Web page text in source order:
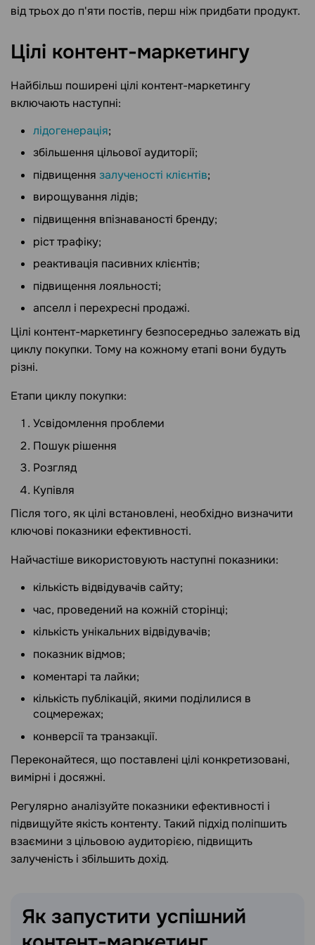
від трьох до п'яти постів, перш ніж придбати продукт.
Цілі контент-маркетингу
Найбільш поширені цілі контент-маркетингу
включають наступні:
лідогенерація;
збільшення цільової аудиторії;
підвищення залученості клієнтів;
вирощування лідів;
підвищення впізнаваності бренду;
ріст трафіку;
реактивація пасивних клієнтів;
підвищення лояльності;
апселл і перехресні продажі.
Цілі контент-маркетингу безпосередньо залежать від
циклу покупки. Тому на кожному етапі вони будуть
різні.
Етапи циклу покупки:
Усвідомлення проблеми
Пошук рішення
Розгляд
Купівля
Після того, як цілі встановлені, необхідно визначити
ключові показники ефективності.
Найчастіше використовують наступні показники:
кількість відвідувачів сайту;
час, проведений на кожній сторінці;
кількість унікальних відвідувачів;
показник відмов;
коментарі та лайки;
кількість публікацій, якими поділилися в
соцмережах;
конверсії та транзакції.
Переконайтеся, що поставлені цілі конкретизовані,
вимірні і досяжні.
Регулярно аналізуйте показники ефективності і
підвищуйте якість контенту. Такий підхід поліпшить
взаємини з цільовою аудиторією, підвищить
залученість і збільшить дохід.
Як запустити успішний